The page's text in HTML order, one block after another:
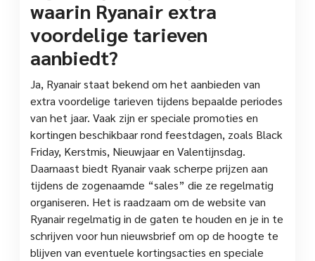
waarin Ryanair extra
voordelige tarieven
aanbiedt?
Ja, Ryanair staat bekend om het aanbieden van
extra voordelige tarieven tijdens bepaalde periodes
van het jaar. Vaak zijn er speciale promoties en
kortingen beschikbaar rond feestdagen, zoals Black
Friday, Kerstmis, Nieuwjaar en Valentijnsdag.
Daarnaast biedt Ryanair vaak scherpe prijzen aan
tijdens de zogenaamde “sales” die ze regelmatig
organiseren. Het is raadzaam om de website van
Ryanair regelmatig in de gaten te houden en je in te
schrijven voor hun nieuwsbrief om op de hoogte te
blijven van eventuele kortingsacties en speciale